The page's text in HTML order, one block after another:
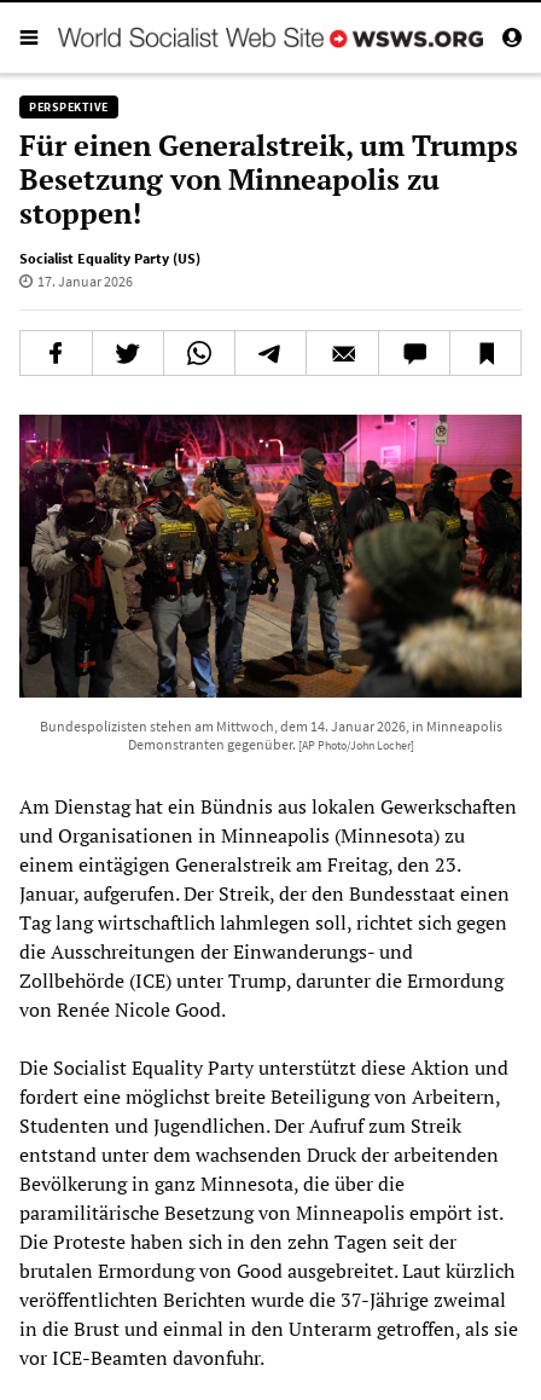
PERSPEKTIVE
Für einen Generalstreik, um Trumps
Besetzung von Minneapolis zu
stoppen!
Socialist Equality Party (US)
17. Januar 2026
Bundespolizisten stehen am Mittwoch, dem 14. Januar 2026, in Minneapolis
Demonstranten gegenüber. [AP Photo/John Locher]
Am Dienstag hat ein Bündnis aus lokalen Gewerkschaften
und Organisationen in Minneapolis (Minnesota) zu
einem eintägigen Generalstreik am Freitag, den 23.
Januar, aufgerufen. Der Streik, der den Bundesstaat einen
Tag lang wirtschaftlich lahmlegen soll, richtet sich gegen
die Ausschreitungen der Einwanderungs- und
Zollbehörde (ICE) unter Trump, darunter die Ermordung
von Renée Nicole Good.
Die Socialist Equality Party unterstützt diese Aktion und
fordert eine möglichst breite Beteiligung von Arbeitern,
Studenten und Jugendlichen. Der Aufruf zum Streik
entstand unter dem wachsenden Druck der arbeitenden
Bevölkerung in ganz Minnesota, die über die
paramilitärische Besetzung von Minneapolis empört ist.
Die Proteste haben sich in den zehn Tagen seit der
brutalen Ermordung von Good ausgebreitet. Laut kürzlich
veröffentlichten Berichten wurde die 37-Jährige zweimal
in die Brust und einmal in den Unterarm getroffen, als sie
vor ICE-Beamten davonfuhr.